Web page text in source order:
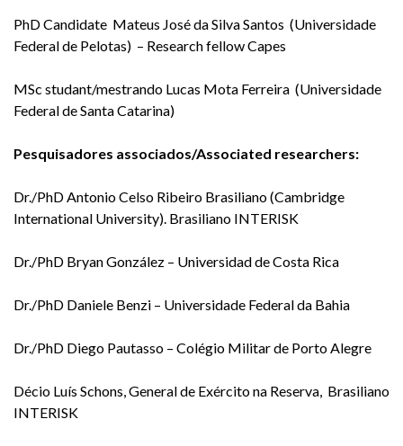
PhD Candidate Mateus José da Silva Santos (Universidade
Federal de Pelotas) – Research fellow Capes
MSc studant/mestrando Lucas Mota Ferreira (Universidade
Federal de Santa Catarina)
Pesquisadores associados/Associated researchers:
Dr./PhDAntonio Celso Ribeiro Brasiliano (Cambridge
International University). Brasiliano INTERISK
Dr./PhD Bryan González – Universidad de Costa Rica
Dr./PhD Daniele Benzi – Universidade Federal da Bahia
Dr./PhD Diego Pautasso – Colégio Militar de Porto Alegre
Décio Luís Schons, General de Exército na Reserva, Brasiliano
INTERISK